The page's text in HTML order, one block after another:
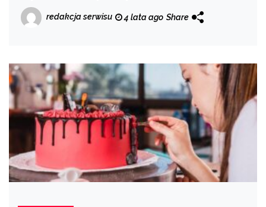
redakcja serwisu 4 lata ago Share